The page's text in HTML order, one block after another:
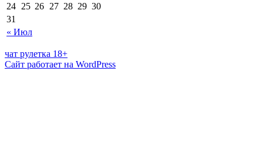
« Июл
24 25 26 27 28 29 30
31
чат рулетка 18+
Сайт работает на WordPress